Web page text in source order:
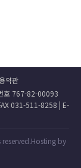
약관
호 767-82-00093
031-511-8258 | E-
reserved.Hosting by